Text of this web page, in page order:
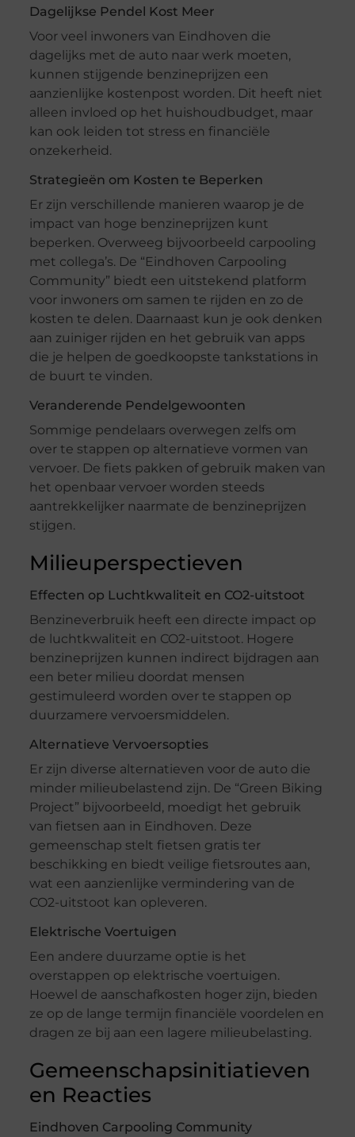
Dagelijkse Pendel Kost Meer
Voor veel inwoners van Eindhoven die
dagelijks met de auto naar werk moeten,
kunnen stijgende benzineprijzen een
aanzienlijke kostenpost worden. Dit heeft niet
alleen invloed op het huishoudbudget, maar
kan ook leiden tot stress en financiële
onzekerheid.
Strategieën om Kosten te Beperken
Er zijn verschillende manieren waarop je de
impact van hoge benzineprijzen kunt
beperken. Overweeg bijvoorbeeld carpooling
met collega’s. De “Eindhoven Carpooling
Community” biedt een uitstekend platform
voor inwoners om samen te rijden en zo de
kosten te delen. Daarnaast kun je ook denken
aan zuiniger rijden en het gebruik van apps
die je helpen de goedkoopste tankstations in
de buurt te vinden.
Veranderende Pendelgewoonten
Sommige pendelaars overwegen zelfs om
over te stappen op alternatieve vormen van
vervoer. De fiets pakken of gebruik maken van
het openbaar vervoer worden steeds
aantrekkelijker naarmate de benzineprijzen
stijgen.
Milieuperspectieven
Effecten op Luchtkwaliteit en CO2-uitstoot
Benzineverbruik heeft een directe impact op
de luchtkwaliteit en CO2-uitstoot. Hogere
benzineprijzen kunnen indirect bijdragen aan
een beter milieu doordat mensen
gestimuleerd worden over te stappen op
duurzamere vervoersmiddelen.
Alternatieve Vervoersopties
Er zijn diverse alternatieven voor de auto die
minder milieubelastend zijn. De “Green Biking
Project” bijvoorbeeld, moedigt het gebruik
van fietsen aan in Eindhoven. Deze
gemeenschap stelt fietsen gratis ter
beschikking en biedt veilige fietsroutes aan,
wat een aanzienlijke vermindering van de
CO2-uitstoot kan opleveren.
Elektrische Voertuigen
Een andere duurzame optie is het
overstappen op elektrische voertuigen.
Hoewel de aanschafkosten hoger zijn, bieden
ze op de lange termijn financiële voordelen en
dragen ze bij aan een lagere milieubelasting.
Gemeenschapsinitiatieven
en Reacties
Eindhoven Carpooling Community